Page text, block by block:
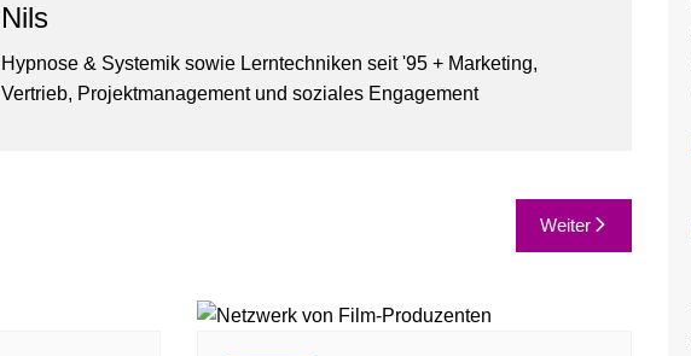
Nils
Hypnose & Systemik sowie Lerntechniken seit '95 + Marketing,
Vertrieb, Projektmanagement und soziales Engagement
Weiter